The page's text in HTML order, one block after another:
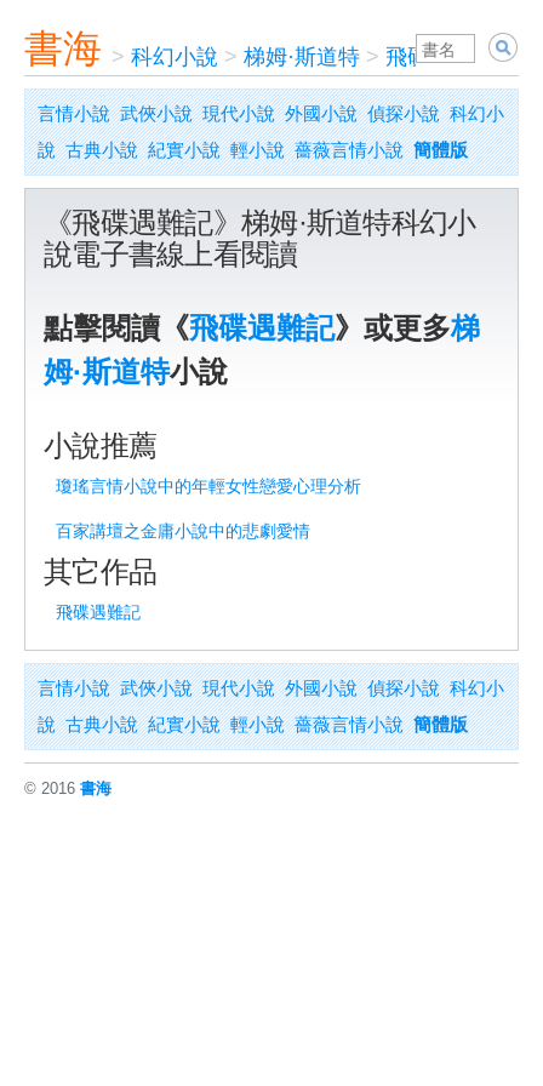
書海 > 科幻小說 > 梯姆·斯道特 > 飛碟遇難記
言情小說 武俠小說 現代小說 外國小說 偵探小說 科幻小
說 古典小說 紀實小說 輕小說 薔薇言情小說 簡體版
《飛碟遇難記》梯姆·斯道特科幻小
說電子書線上看閱讀
點擊閱讀《飛碟遇難記》或更多梯
姆·斯道特小說
小說推薦
瓊瑤言情小說中的年輕女性戀愛心理分析
百家講壇之金庸小說中的悲劇愛情
其它作品
飛碟遇難記
言情小說 武俠小說 現代小說 外國小說 偵探小說 科幻小
說 古典小說 紀實小說 輕小說 薔薇言情小說 簡體版
© 2016 書海